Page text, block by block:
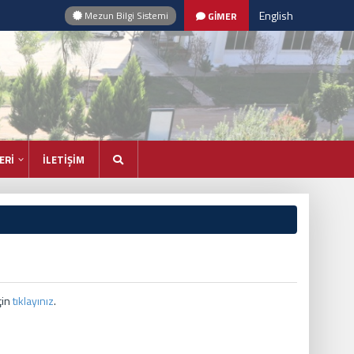
Mezun Bilgi Sistemi GİMER English
İLETİŞİM
tıklayınız.